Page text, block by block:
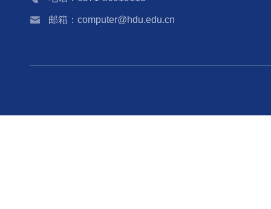
邮箱：computer@hdu.edu.cn